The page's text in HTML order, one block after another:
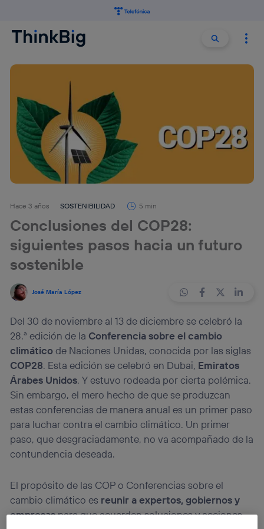
Buscar
Hace 3 años SOSTENIBILIDAD 5 min
Conclusiones del COP28:
siguientes pasos hacia un futuro
sostenible
José María López
Del 30 de noviembre al 13 de diciembre se celebró la
28.ª edición de la Conferencia sobre el cambio
climáticode Naciones Unidas, conocida por las siglas
COP28. Esta edición se celebró en Dubai, Emiratos
Árabes Unidos. Y estuvo rodeada por cierta polémica.
Sin embargo, el mero hecho de que se produzcan
estas conferencias de manera anual es un primer paso
para luchar contra el cambio climático. Un primer
paso, que desgraciadamente, no va acompañado de la
contundencia deseada.
El propósito de las COP o Conferencias sobre el
cambio climático es reunir a expertos, gobiernos y
empresaspara que acuerden soluciones y acciones